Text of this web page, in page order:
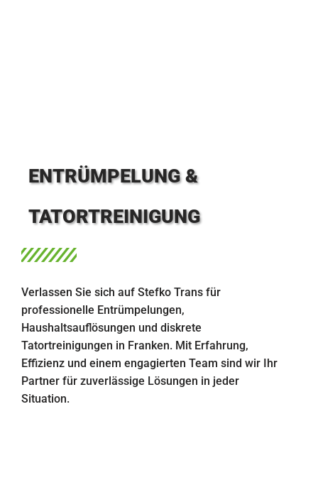
ENTRÜMPELUNG &
TATORTREINIGUNG
Verlassen Sie sich auf Stefko Trans für
professionelle Entrümpelungen,
Haushaltsauflösungen und diskrete
Tatortreinigungen in Franken. Mit Erfahrung,
Effizienz und einem engagierten Team sind wir Ihr
Partner für zuverlässige Lösungen in jeder
Situation.